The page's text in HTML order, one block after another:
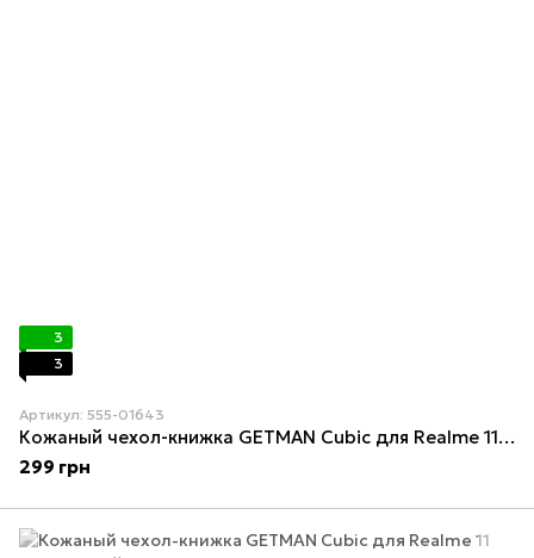
3
3
Артикул: 555-01643
Кожаный чехол-книжка GETMAN Cubic для Realme 11 4G Зелёный
299 грн